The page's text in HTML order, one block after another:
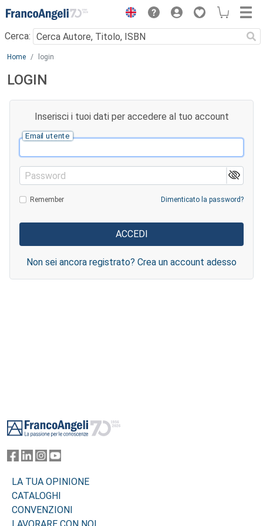
Menu
Cerca:
Main content
Home login
LOGIN
Inserisci i tuoi dati per accedere al tuo account
Email utente
Password
Remember Dimenticato la password?
Non sei ancora registrato? Crea un account adesso
LA TUA OPINIONE
CATALOGHI
CONVENZIONI